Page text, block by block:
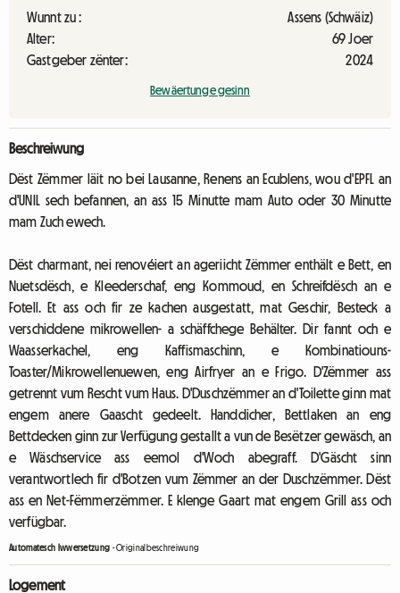
Wunnt zu :
Assens (Schwäiz)
Alter:
69 Joer
Gastgeber zënter:
2024
Bewäertunge gesinn
Beschreiwung
Dëst Zëmmer läit no bei Lausanne, Renens an Ecublens, wou d'EPFL an
d'UNIL sech befannen, an ass 15 Minutte mam Auto oder 30 Minutte
mam Zuch ewech.
Dëst charmant, nei renovéiert an ageriicht Zëmmer enthält e Bett, en
Nuetsdësch, e Kleederschaf, eng Kommoud, en Schreifdësch an e
Fotell. Et ass och fir ze kachen ausgestatt, mat Geschir, Besteck a
verschiddene mikrowellen- a schäffchege Behälter. Dir fannt och e
Waasserkachel, eng Kaffismaschinn, e Kombinatiouns-
Toaster/Mikrowellenuewen, eng Airfryer an e Frigo. D'Zëmmer ass
getrennt vum Rescht vum Haus. D'Duschzëmmer an d'Toilette ginn mat
engem anere Gaascht gedeelt. Handdicher, Bettlaken an eng
Bettdecken ginn zur Verfügung gestallt a vun de Besëtzer gewäsch, an
e Wäschservice ass eemol d'Woch abegraff. D'Gäscht sinn
verantwortlech fir d'Botzen vum Zëmmer an der Duschzëmmer. Dëst
ass en Net-Fëmmerzëmmer. E klenge Gaart mat engem Grill ass och
verfügbar.
Automatesch Iwwersetzung -Originalbeschreiwung
Logement